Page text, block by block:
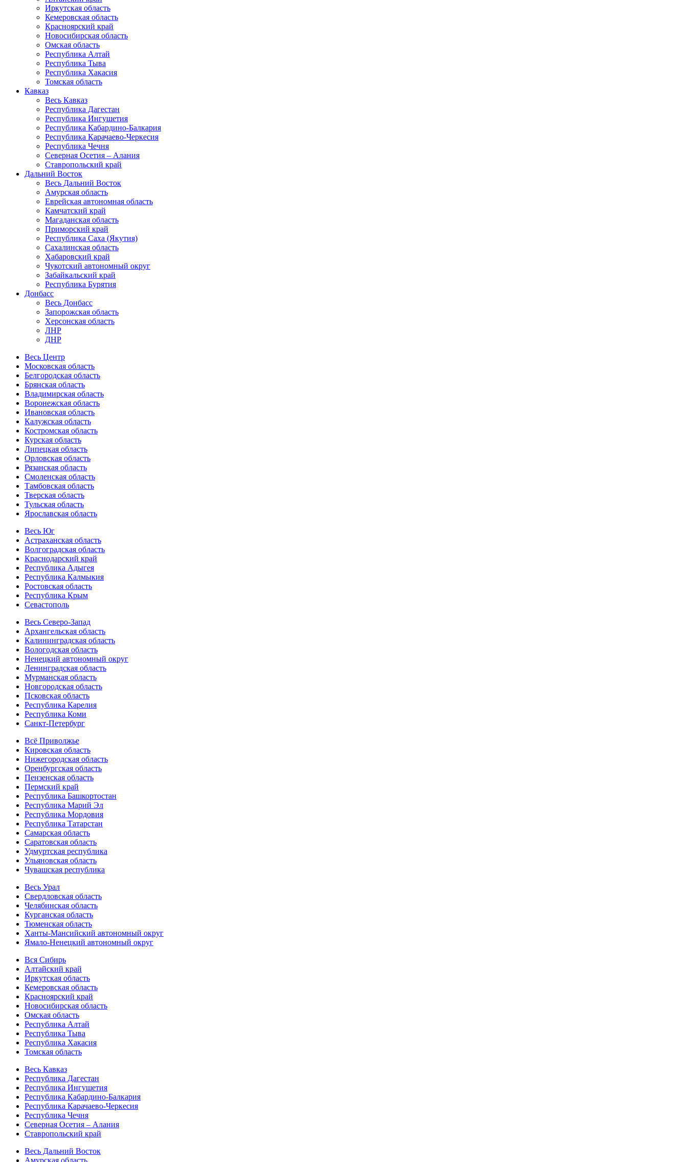
Иркутская область
Кемеровская область
Красноярский край
Новосибирская область
Омская область
Республика Алтай
Республика Тыва
Республика Хакасия
Томская область
Кавказ
Весь Кавказ
Республика Дагестан
Республика Ингушетия
Республика Кабардино-Балкария
Республика Карачаево-Черкесия
Республика Чечня
Северная Осетия – Алания
Ставропольский край
Дальний Восток
Весь Дальний Восток
Амурская область
Еврейская автономная область
Камчатский край
Магаданская область
Приморский край
Республика Саха (Якутия)
Сахалинская область
Хабаровский край
Чукотский автономный округ
Забайкальский край
Республика Бурятия
Донбасс
Весь Донбасс
Запорожская область
Херсонская область
ЛНР
ДНР
Весь Центр
Московская область
Белгородская область
Брянская область
Владимирская область
Воронежская область
Ивановская область
Калужская область
Костромская область
Курская область
Липецкая область
Орловская область
Рязанская область
Смоленская область
Тамбовская область
Тверская область
Тульская область
Ярославская область
Весь Юг
Астраханская область
Волгоградская область
Краснодарский край
Республика Адыгея
Республика Калмыкия
Ростовская область
Республика Крым
Севастополь
Весь Северо-Запад
Архангельская область
Калининградская область
Вологодская область
Ненецкий автономный округ
Ленинградская область
Мурманская область
Новгородская область
Псковская область
Республика Карелия
Республика Коми
Санкт-Петербург
Всё Приволжье
Кировская область
Нижегородская область
Оренбургская область
Пензенская область
Пермский край
Республика Башкортостан
Республика Марий Эл
Республика Мордовия
Республика Татарстан
Самарская область
Саратовская область
Удмуртская республика
Ульяновская область
Чувашская республика
Весь Урал
Свердловская область
Челябинская область
Курганская область
Тюменская область
Ханты-Мансийский автономный округ
Ямало-Ненецкий автономный округ
Вся Сибирь
Алтайский край
Иркутская область
Кемеровская область
Красноярский край
Новосибирская область
Омская область
Республика Алтай
Республика Тыва
Республика Хакасия
Томская область
Весь Кавказ
Республика Дагестан
Республика Ингушетия
Республика Кабардино-Балкария
Республика Карачаево-Черкесия
Республика Чечня
Северная Осетия – Алания
Ставропольский край
Весь Дальний Восток
Амурская область